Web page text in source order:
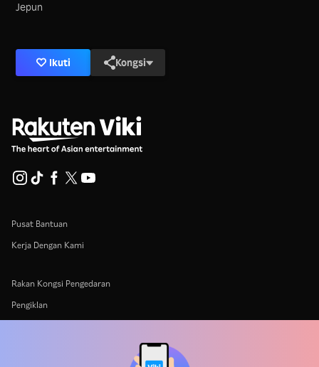
Jepun
Ikuti Kongsi
Pusat Bantuan
Kerja Dengan Kami
Rakan Kongsi Pengedaran
Pengiklan